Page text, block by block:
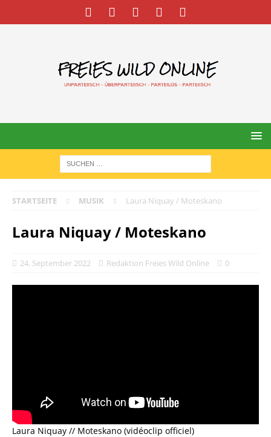
STARTSEITE MUSIK Laura Niquay / Moteskano
Laura Niquay / Moteskano
24. September 2022 Redaktion Freies Wild Online 0
Laura Niquay // Moteskano (vidéoclip officiel)